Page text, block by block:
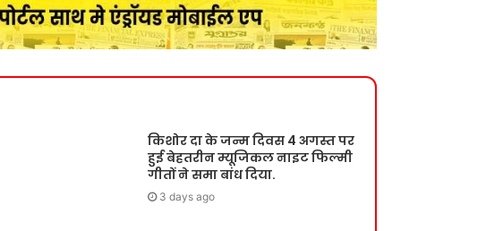
किशोर दा के जन्म दिवस 4 अगस्त पर
हुई बेहतरीन म्यूजिकल नाइट फिल्मी
गीतों ने समा बांध दिया.
3 days ago